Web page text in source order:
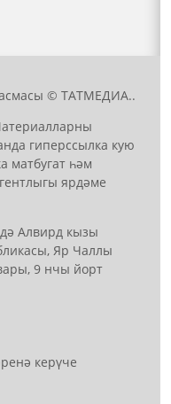
© ТАТМЕДИА..
гиперссылка кую
матбугат һәм
ярдәме
Алвирд кызы
Яр Чаллы
9 нчы йорт
керүче